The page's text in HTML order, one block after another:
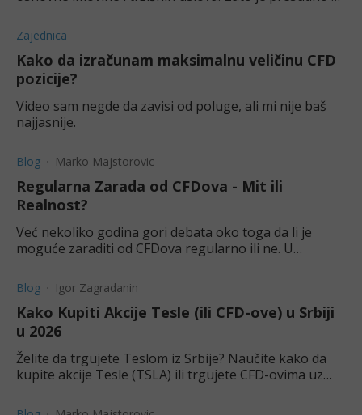
utiče.
Zajednica
Kako da izračunam maksimalnu veličinu CFD
pozicije?
Video sam negde da zavisi od poluge, ali mi nije baš
najjasnije.
Blog Marko Majstorovic
Regularna Zarada od CFDova - Mit ili
Realnost?
Već nekoliko godina gori debata oko toga da li je
moguće zaraditi od CFDova regularno ili ne. U
Blog Igor Zagradanin
Kako Kupiti Akcije Tesle (ili CFD-ove) u Srbiji
u 2026
Želite da trgujete Teslom iz Srbije? Naučite kako da
kupite akcije Tesle (TSLA) ili trgujete CFD-ovima uz